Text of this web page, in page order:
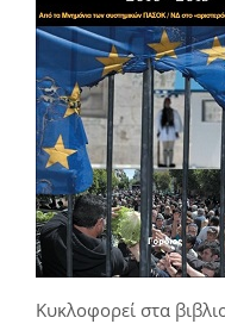
Κυκλοφορεί στα